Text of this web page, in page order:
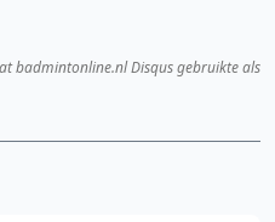
badmintonline.nl Disqus gebruikte als